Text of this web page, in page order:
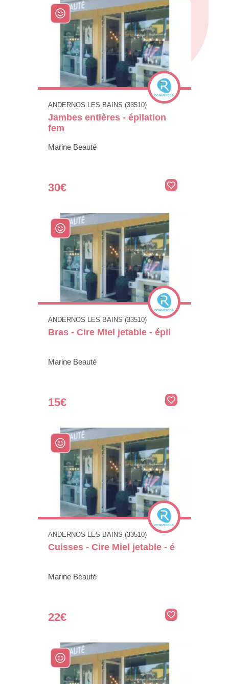
ANDERNOS LES BAINS (33510)
Jambes entières - épilation
fem
Marine Beauté
30€
ANDERNOS LES BAINS (33510)
Bras - Cire Miel jetable - épil
Marine Beauté
15€
ANDERNOS LES BAINS (33510)
Cuisses - Cire Miel jetable - é
Marine Beauté
22€